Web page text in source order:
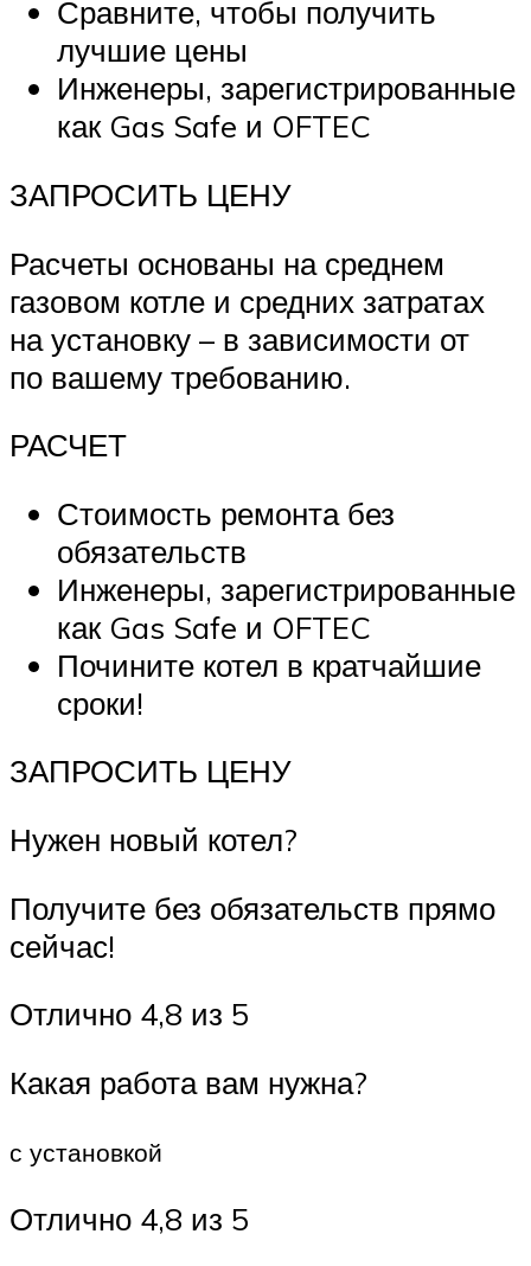
Сравните, чтобы получить
лучшие цены
Инженеры, зарегистрированные
как Gas Safe и OFTEC
ЗАПРОСИТЬ ЦЕНУ
Расчеты основаны на среднем
газовом котле и средних затратах
на установку – в зависимости от
по вашему требованию.
РАСЧЕТ
Стоимость ремонта без
обязательств
Инженеры, зарегистрированные
как Gas Safe и OFTEC
Почините котел в кратчайшие
сроки!
ЗАПРОСИТЬ ЦЕНУ
Нужен новый котел?
Получите без обязательств прямо
сейчас!
Отлично 4,8 из 5
Какая работа вам нужна?
с установкой
Отлично 4,8 из 5